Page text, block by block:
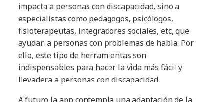
impacta a personas con discapacidad, sino a
especialistas como pedagogos, psicólogos,
fisioterapeutas, integradores sociales, etc, que
ayudan a personas con problemas de habla. Por
ello, este tipo de herramientas son
indispensables para hacer la vida más fácil y
llevadera a personas con discapacidad.
A futuro la app contempla una adaptación de la